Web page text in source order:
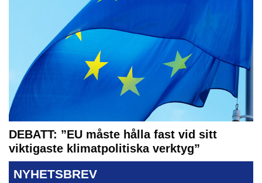
DEBATT: ”EU måste hålla fast vid sitt
viktigaste klimatpolitiska verktyg”
NYHETSBREV